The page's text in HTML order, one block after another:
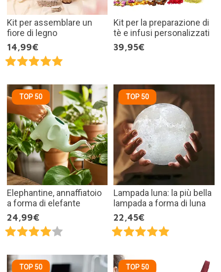
Kit per assemblare un
fiore di legno
14,99€
Kit per la preparazione di
tè e infusi personalizzati
39,95€
TOP 50
Elephantine, annaffiatoio
a forma di elefante
24,99€
TOP 50
Lampada luna: la più bella
lampada a forma di luna
22,45€
TOP 50 TOP 50